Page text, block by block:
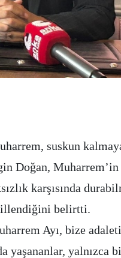
suskun
Doğan, Muharrem’in
karşısında
belirtti.
Ayı, bize
yaşananlar, yalnızca